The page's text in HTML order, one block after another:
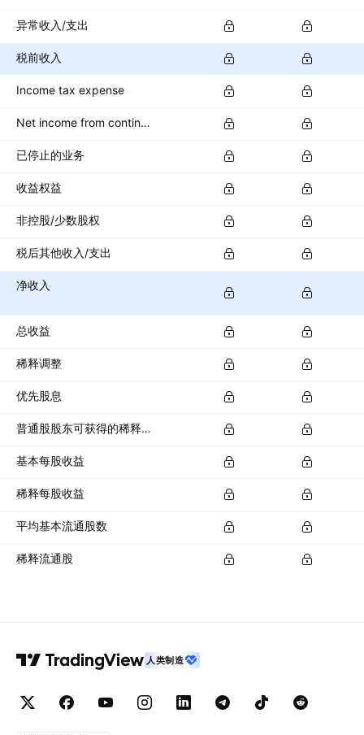
异常收入/支出
税前收入
Income tax expense
Net income from continuing operations
已停止的业务
收益权益
非控股/少数股权
税后其他收入/支出
净收入
总收益
稀释调整
优先股息
普通股股东可获得的稀释净收入
基本每股收益
稀释每股收益
平均基本流通股数
稀释流通股
人类制造